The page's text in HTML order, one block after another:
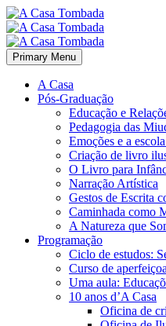
Primary Menu
A Casa
Pós-Graduação
Educação e
Pedagogia das
Emoções e a
Criação de livro
O Livro para
Narração Artística
Gestos de Escrita
Caminhada como
A Natureza que
Programação
Ciclo de estudos:
Curso de
Uma aula:
10 anos d’A Casa
Oficina de